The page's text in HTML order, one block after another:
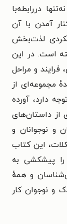
دررابطه‌با
آمدن با آن
لذت‌بخش
است. در این
و مراحل
مجموعه‌ای از
دارد، آورده
از داستان‌های
و نوجوانان و
این کتاب
پیشکشی به
و همهٔ
و نوجوان کار